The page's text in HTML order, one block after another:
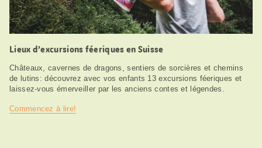
Lieux d’excursions féeriques en Suisse
Châteaux, cavernes de dragons, sentiers de sorcières et chemins
de lutins: découvrez avec vos enfants 13 excursions féeriques et
laissez-vous émerveiller par les anciens contes et légendes.
Commencez à lire!